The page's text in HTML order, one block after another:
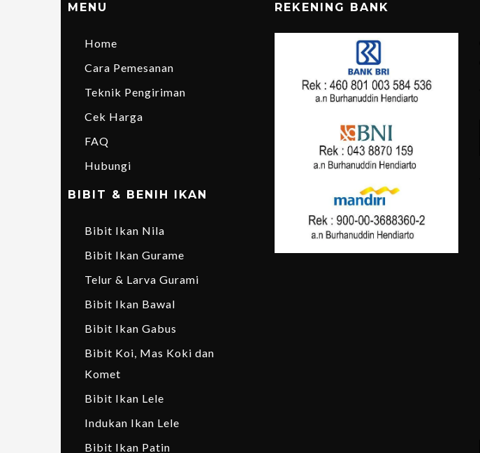
MENU
Home
Cara Pemesanan
Teknik Pengiriman
Cek Harga
FAQ
Hubungi
BIBIT & BENIH IKAN
Bibit Ikan Nila
Bibit Ikan Gurame
Telur & Larva Gurami
Bibit Ikan Bawal
Bibit Ikan Gabus
Bibit Koi, Mas Koki dan
Komet
Bibit Ikan Lele
Indukan Ikan Lele
Bibit Ikan Patin
REKENING BANK